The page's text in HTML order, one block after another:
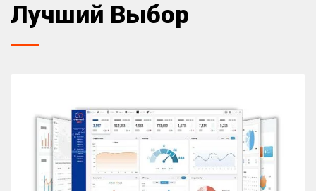
Лучший Выбор